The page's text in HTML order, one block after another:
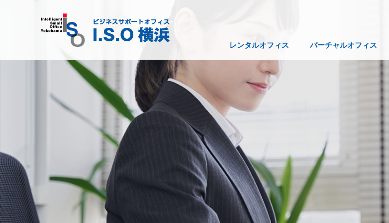
レンタルオフィス バーチャルオフィス